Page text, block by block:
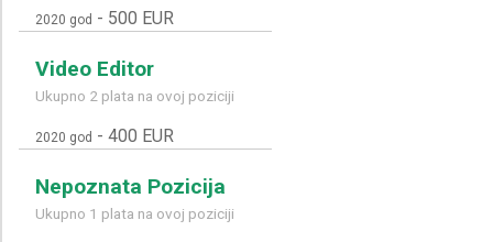
2020 god - 500 EUR
Video Editor
Ukupno 2 plata na ovoj poziciji
2020 god - 400 EUR
Nepoznata Pozicija
Ukupno 1 plata na ovoj poziciji